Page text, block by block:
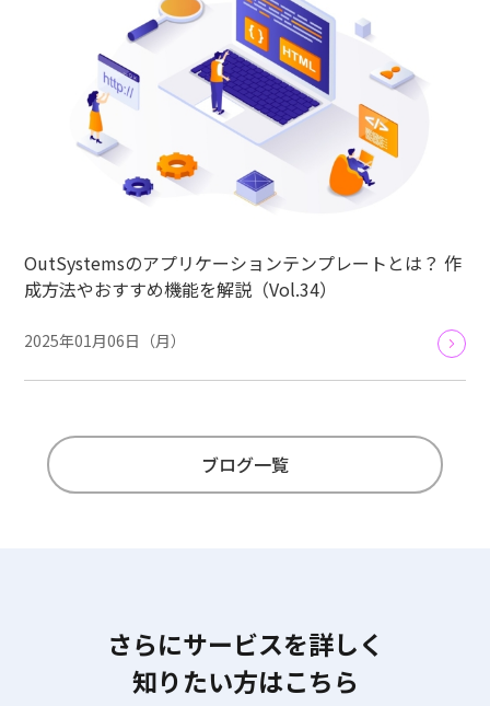
OutSystemsのアプリケーションテンプレートとは？ 作
成方法やおすすめ機能を解説（Vol.34）
2025年01月06日（月）
ブログ一覧
さらにサービスを詳しく
知りたい方はこちら